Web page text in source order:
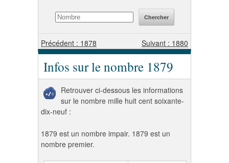
Précédent : 1878 Suivant : 1880
Infos sur le nombre 1879
Retrouver ci-dessous les informations
sur le nombre mille huit cent soixante-
dix-neuf :
1879 est un nombre impair. 1879 est un
nombre premier.